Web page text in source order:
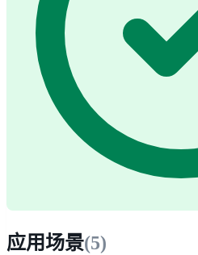
应用场景(5)